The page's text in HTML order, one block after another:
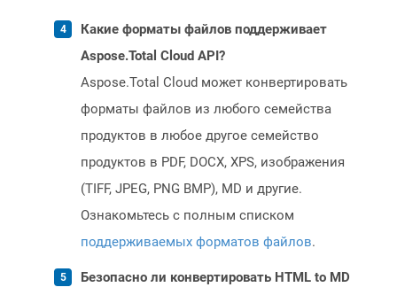
Какие форматы файлов поддерживает
Aspose.Total Cloud API?
Aspose.Total Cloud может конвертировать
форматы файлов из любого семейства
продуктов в любое другое семейство
продуктов в PDF, DOCX, XPS, изображения
(TIFF, JPEG, PNG BMP), MD и другие.
Ознакомьтесь с полным списком
поддерживаемых форматов файлов.
Безопасно ли конвертировать HTML to MD